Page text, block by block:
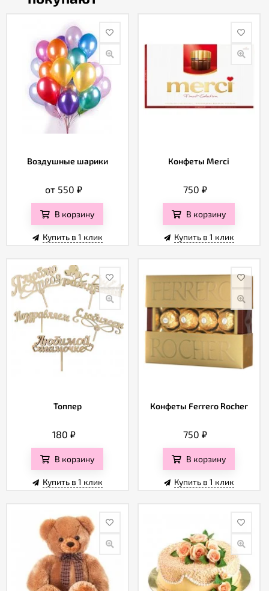
Воздушные шарики
от 550₽
В корзину
Купить в 1 клик
Конфеты Merci
750₽
В корзину
Купить в 1 клик
Топпер
180 ₽
В корзину
Купить в 1 клик
Конфеты Ferrero Rocher
750₽
В корзину
Купить в 1 клик